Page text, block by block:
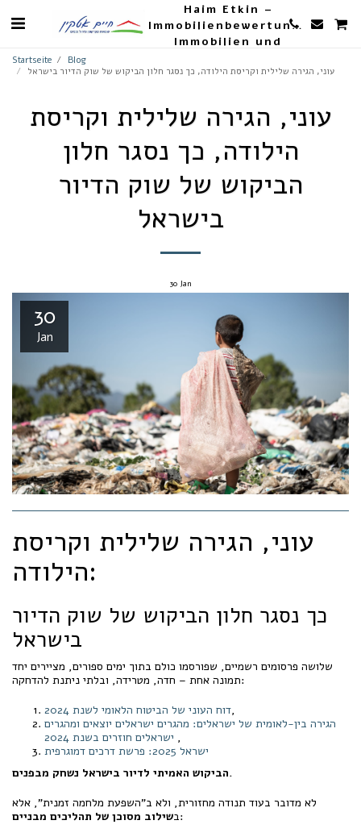
Haim Etkin –
Immobilienbewertungen,
Immobilien und
Startseite
Blog
עוני, הגירה שלילית וקריסת הילודה, כך נסגר חלון הביקוש של שוק הדיור בישראל
עוני, הגירה שלילית וקריסת
הילודה, כך נסגר חלון
הביקוש של שוק הדיור
בישראל
30 Jan
30
Jan
עוני, הגירה שלילית וקריסת
הילודה:
כך נסגר חלון הביקוש של שוק הדיור
בישראל
שלושה פרסומים רשמיים, שפורסמו כולם בתוך ימים ספורים, מציירים יחד
תמונה אחת – חדה, מטרידה, ובלתי ניתנת להדחקה:
דוח העוני של הביטוח הלאומי לשנת 2024,
הגירה בין-לאומית של ישראלים: מהגרים ישראלים יוצאים ומהגרים
ישראלים חוזרים בשנת 2024 ,
ישראל 2025: פרשת דרכים דמוגרפית
הביקוש האמיתי לדיור בישראל נשחק מבפנים.
לא מדובר בעוד תנודה מחזורית, ולא ב”השפעת מלחמה זמנית”, אלא
בשילוב מסוכן של תהליכים מבניים :